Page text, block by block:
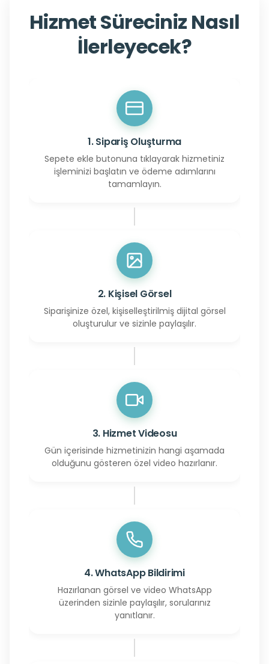
Hizmet Süreciniz Nasıl
İlerleyecek?
1. Sipariş Oluşturma
Sepete ekle butonuna tıklayarak hizmetiniz
işleminizi başlatın ve ödeme adımlarını
tamamlayın.
2. Kişisel Görsel
Siparişinize özel, kişiselleştirilmiş dijital görsel
oluşturulur ve sizinle paylaşılır.
3. Hizmet Videosu
Gün içerisinde hizmetinizin hangi aşamada
olduğunu gösteren özel video hazırlanır.
4. WhatsApp Bildirimi
Hazırlanan görsel ve video WhatsApp
üzerinden sizinle paylaşılır, sorularınız
yanıtlanır.